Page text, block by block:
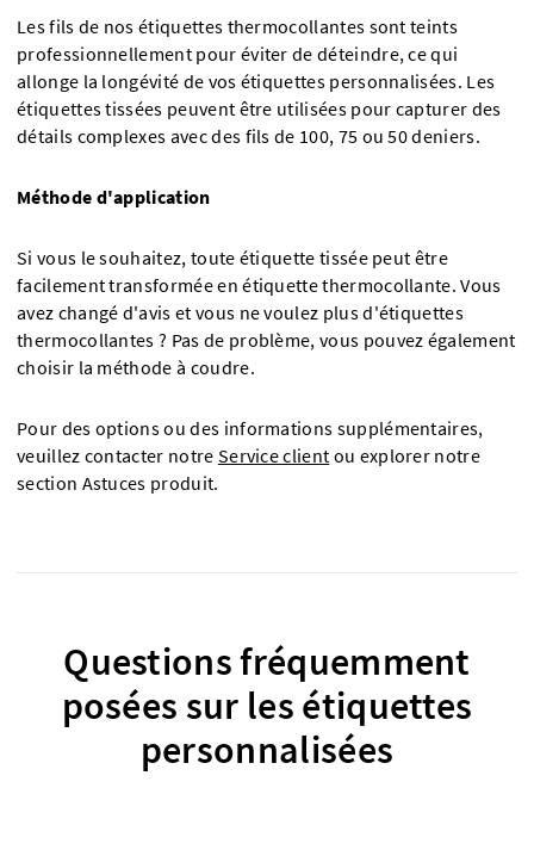
Les fils de nos étiquettes thermocollantes sont teints
professionnellement pour éviter de déteindre, ce qui
allonge la longévité de vos étiquettes personnalisées. Les
étiquettes tissées peuvent être utilisées pour capturer des
détails complexes avec des fils de 100, 75 ou 50 deniers.
Méthode d'application
Si vous le souhaitez, toute étiquette tissée peut être
facilement transformée en étiquette thermocollante. Vous
avez changé d'avis et vous ne voulez plus d'étiquettes
thermocollantes ? Pas de problème, vous pouvez également
choisir la méthode à coudre.
Pour des options ou des informations supplémentaires,
veuillez contacter notre Service client ou explorer notre
section Astuces produit.
Questions fréquemment
posées sur les étiquettes
personnalisées